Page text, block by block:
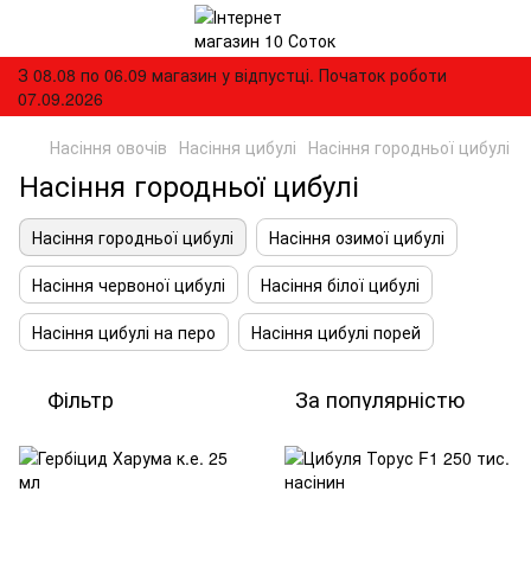
З 08.08 по 06.09 магазин у відпустці. Початок роботи
07.09.2026
Насіння овочів Насіння цибулі Насіння городньої цибулі
Насіння городньої цибулі
Насіння городньої цибулі
Насіння озимої цибулі
Насіння червоної цибулі
Насіння білої цибулі
Насіння цибулі на перо
Насіння цибулі порей
Фільтр За популярністю